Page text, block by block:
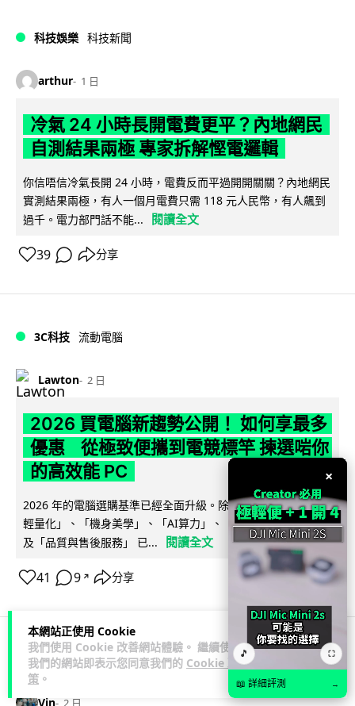
本網站正使用 Cookie
我們使用 Cookie 改善網站體驗。 繼續使用
我們的網站即表示您同意我們的 Cookie 政
策 。
科技娛樂 科技新聞
arthur 1 日
冷氣 24 小時長開電費更平？內地網民
自測結果兩極 專家拆解慳電邏輯
你信唔信冷氣長開 24 小時，電費反而平過開開關關？內地網民
實測結果兩極，有人一個月電費只需 118 元人民幣，有人飆到
過千。電力部門話不能...
閱讀全文
39 分享
3C科技 流動電腦
Lawton 2 日
2026 買電腦新趨勢公開！ 如何享最多
優惠 從極致便攜到電競標竿 揀選啱你
的高效能 PC
2026 年的電腦選購基準已經全面升級。除了基本效能，「極致
輕量化」、「機身美學」、「AI算力」、「前瞻技術加持」以
及「品質與售後服務」 已...
閱讀全文
41 9 ↗ 分享
人工智能
Vin 2 日
×
🎵 ⛶
📖 詳細評測 →